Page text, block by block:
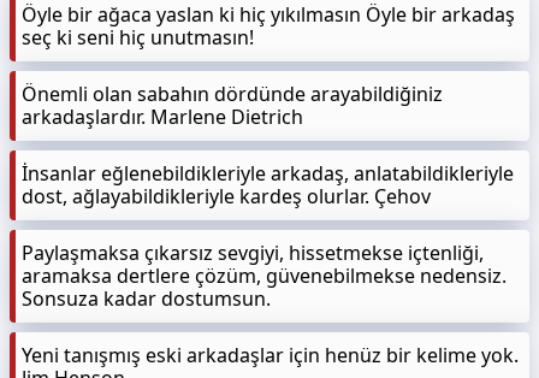
Öyle bir ağaca yaslan ki hiç yıkılmasın Öyle bir arkadaş
seç ki seni hiç unutmasın!
Önemli olan sabahın dördünde arayabildiğiniz
arkadaşlardır. Marlene Dietrich
İnsanlar eğlenebildikleriyle arkadaş, anlatabildikleriyle
dost, ağlayabildikleriyle kardeş olurlar. Çehov
Paylaşmaksa çıkarsız sevgiyi, hissetmekse içtenliği,
aramaksa dertlere çözüm, güvenebilmekse nedensiz.
Sonsuza kadar dostumsun.
Yeni tanışmış eski arkadaşlar için henüz bir kelime yok.